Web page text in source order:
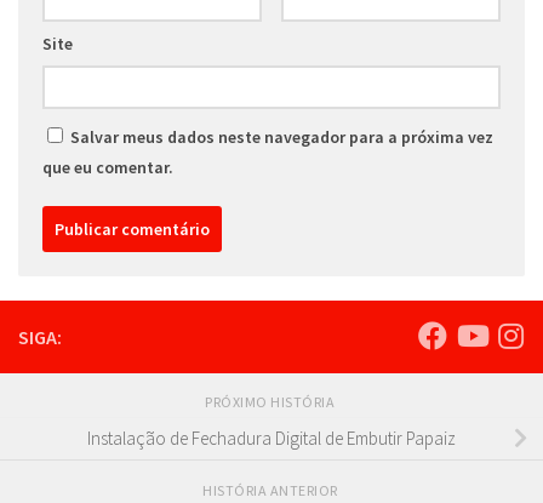
Site
Salvar meus dados neste navegador para a próxima vez
que eu comentar.
SIGA:
PRÓXIMO HISTÓRIA
Instalação de Fechadura Digital de Embutir Papaiz
HISTÓRIA ANTERIOR